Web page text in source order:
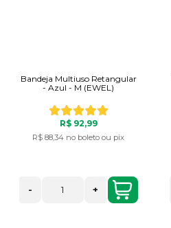
Bandeja Multiuso Retangular
- Azul - M (EWEL)
R$ 92,99
R$ 88,34 no boleto ou pix
- +